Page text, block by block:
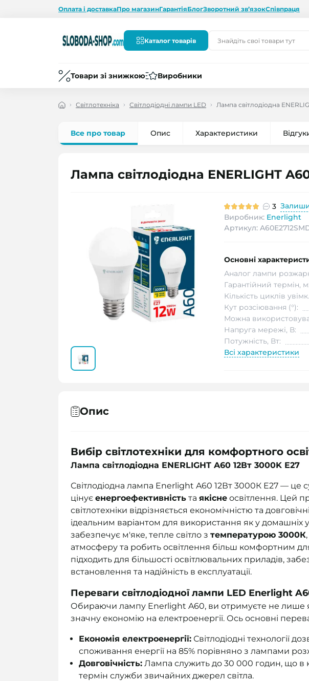
Оплата і доставкаПро магазинГарантіяБлогЗворотний зв’язокСпівпраця
Каталог товарів
Товари зі знижкою Виробники
Світлотехніка Світлодіодні лампи LED Лампа світлодіодна
Все про товар Опис Характеристики
Лампа світлодіодна ENERLIGHT
3
Виробник: Enerlight
Артикул:
Основні
Аналог лампи
Гарантійний термін, м:
Кількість циклів
Кут розсіювання (°):
Можна
Напруга мережі, В:
Потужність, Вт:
Всі характеристики
Опис
Вибір світлотехніки для комфортного
Лампа світлодіодна ENERLIGHT A60 12Вт 3000K E27
Світлодіодна лампа Enerlight A60 12Вт 3000К E27 — це
цінує енергоефективність та якісне освітлення. Цей
світлотехніки відрізняється економічністю та
ідеальним варіантом для використання як у домашніх
забезпечує м'яке, тепле світло з температурою 3000К
атмосферу та робить освітлення більш комфортним
підходить для більшості освітлювальних приладів,
встановлення та надійність в експлуатації.
Переваги світлодіодної лампи LED Enerlight
Обираючи лампу Enerlight A60, ви отримуєте не лише
значну економію на електроенергії. Ось основні
Економія електроенергії: Світлодіодні технології
споживання енергії на 85% порівняно з лампами
Довговічність: Лампа служить до 30 000 годин, що в
термін служби звичайних джерел світла.